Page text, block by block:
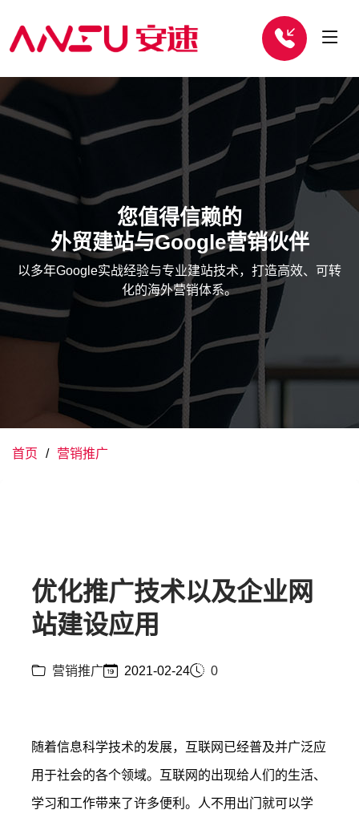
您值得信赖的
外贸建站与Google营销伙伴
以多年Google实战经验与专业建站技术，打造高效、可转
化的海外营销体系。
首页 营销推广
优化推广技术以及企业网
站建设应用
营销推广 2021-02-24 0
随着信息科学技术的发展，互联网已经普及并广泛应
用于社会的各个领域。互联网的出现给人们的生活、
学习和工作带来了许多便利。人不用出门就可以学